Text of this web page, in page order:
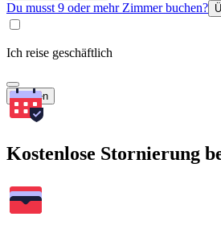
Du musst 9 oder mehr Zimmer buchen?
Ich reise geschäftlich
Suchen
Kostenlose Stornierung